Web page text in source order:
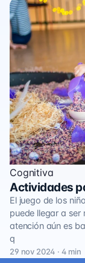
Cognitiva
Actividades
El juego de los
puede llegar a
atención aún es
q
29 nov 2024 · 4 min